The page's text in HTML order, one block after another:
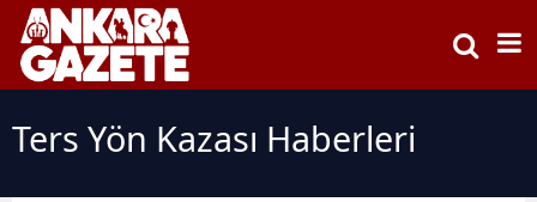
Ters Yön Kazası Haberleri